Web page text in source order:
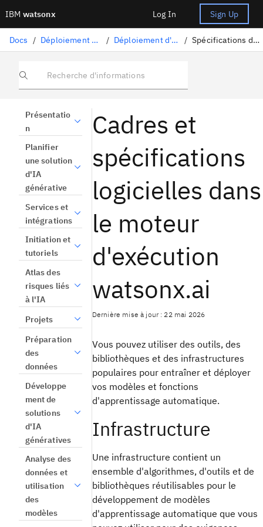
IBM watsonx Log In Sign Up
Docs / Déploiement de modèles et d'autres actifs / Déploiement d'actifs d'intelligence artificielle / Spécifications des infrastructures et des logiciels
Recherche d'informations
Présentatio
n
Planifier
une solution
d'IA
générative
Services et
intégrations
Initiation et
tutoriels
Atlas des
risques liés
à l'IA
Projets
Préparation
des
données
Développe
ment de
solutions
d'IA
génératives
Analyse des
données et
utilisation
des
modèles
Cadres et
spécifications
logicielles dans
le moteur
d'exécution
watsonx.ai
Dernière mise à jour : 22 mai 2026
Vous pouvez utiliser des outils, des
bibliothèques et des infrastructures
populaires pour entraîner et déployer
vos modèles et fonctions
d'apprentissage automatique.
Infrastructure
Une infrastructure contient un
ensemble d'algorithmes, d'outils et de
bibliothèques réutilisables pour le
développement de modèles
d'apprentissage automatique que vous